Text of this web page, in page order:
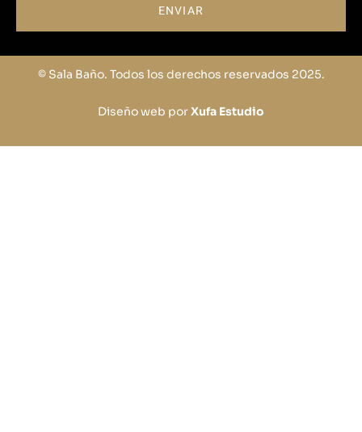
ENVIAR
© Sala Baño. Todos los derechos reservados 2025.
Diseño web porXufa Estudio